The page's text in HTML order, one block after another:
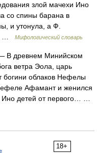
злой мачехи Ино
со спины барана в
и утонула, а Ф.
…
Мифологический словарь
В древнем Минийском
ветра Эола, царь
богини облаков Нефелы
Афамант и женился
детей от первого… …
18+